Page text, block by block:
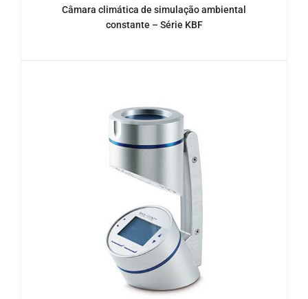
Câmara climática de simulação ambiental
constante – Série KBF